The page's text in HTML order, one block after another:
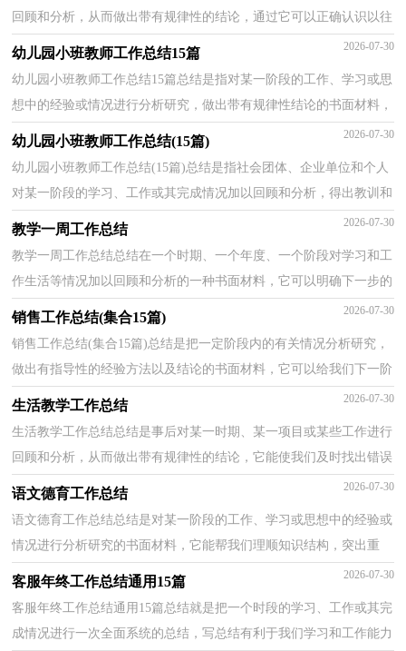
回顾和分析，从而做出带有规律性的结论，通过它可以正确认识以往
学习和工作中的优缺点，不妨坐下来好好写写总结吧...
幼儿园小班教师工作总结15篇 2026-07-30
幼儿园小班教师工作总结15篇总结是指对某一阶段的工作、学习或思
想中的经验或情况进行分析研究，做出带有规律性结论的书面材料，
它有助于我们寻找工作和事物发展的规律，从而掌握...
幼儿园小班教师工作总结(15篇) 2026-07-30
幼儿园小班教师工作总结(15篇)总结是指社会团体、企业单位和个人
对某一阶段的学习、工作或其完成情况加以回顾和分析，得出教训和
一些规律性认识的一种书面材料，它可以提升我们...
教学一周工作总结 2026-07-30
教学一周工作总结总结在一个时期、一个年度、一个阶段对学习和工
作生活等情况加以回顾和分析的一种书面材料，它可以明确下一步的
工作方向，少走弯路，少犯错误，提高工作效益，让我们...
销售工作总结(集合15篇) 2026-07-30
销售工作总结(集合15篇)总结是把一定阶段内的有关情况分析研究，
做出有指导性的经验方法以及结论的书面材料，它可以给我们下一阶
段的学习和工作生活做指导，让我们一起来学习写总...
生活教学工作总结 2026-07-30
生活教学工作总结总结是事后对某一时期、某一项目或某些工作进行
回顾和分析，从而做出带有规律性的结论，它能使我们及时找出错误
并改正，不妨让我们认真地完成总结吧。但是总结有...
语文德育工作总结 2026-07-30
语文德育工作总结总结是对某一阶段的工作、学习或思想中的经验或
情况进行分析研究的书面材料，它能帮我们理顺知识结构，突出重
点，突破难点，不妨让我们认真地完成总结吧。但是却发...
客服年终工作总结通用15篇 2026-07-30
客服年终工作总结通用15篇总结就是把一个时段的学习、工作或其完
成情况进行一次全面系统的总结，写总结有利于我们学习和工作能力